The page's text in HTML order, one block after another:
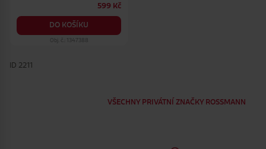
599 Kč
DO KOŠÍKU
Obj. č.: 1347388
ID 2211
VŠECHNY PRIVÁTNÍ ZNAČKY ROSSMANN